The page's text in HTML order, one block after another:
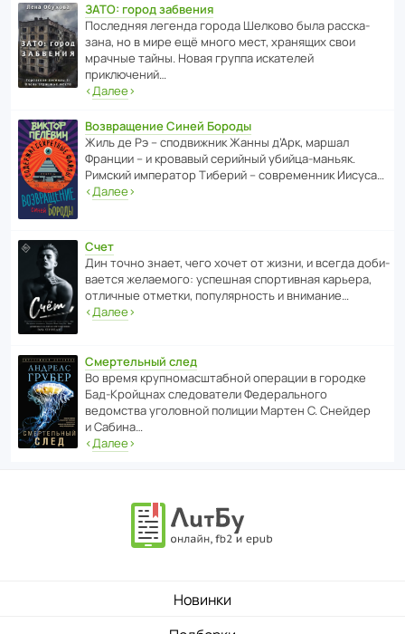
ЗАТО: город забвения
После­дняя легенда города Шелково была расска­
зана, но в мире ещё много мест, хранящих свои
мрачные тайны. Новая группа иска­телей
приключений…
‹Далее›
Возвращение Синей Бороды
Жиль де Рэ – спод­ви­жник Жанны д’Арк, маршал
Франции – и кровавый серийный убийца-маньяк.
Римский импе­ратор Тиберий – совре­менник Иисуса…
‹Далее›
Счет
Дин точно знает, чего хочет от жизни, и всегда доби­
ва­ется жела­е­мого: успе­шная спор­ти­вная карьера,
отли­чные отметки, попу­ля­р­ность и внимание…
‹Далее›
Смертельный след
Во время круп­но­мас­ш­та­бной операции в городке
Бад‑Крой­цнах следо­ва­тели Феде­раль­ного
ведомства уголо­вной полиции Мартен С. Снейдер
и Сабина…
‹Далее›
Новинки